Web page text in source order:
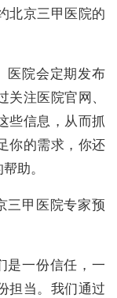
北京三甲医院的
医院会定期发布
注医院官网、
些信息，从而抓
你的需求，你还
助。
三甲医院专家预
是一份信任，一
担当。我们通过